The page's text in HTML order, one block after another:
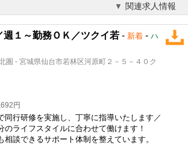
関連求人情報
週１～勤務ＯＫ／ツクイ若 - 新着 - ハ
- 宮城県仙台市若林区河原町２－５－４０ク
円
同行研修を実施し、丁寧に指導いたします／
のライフスタイルに合わせて働けます！
相談できるサポート体制を整えています。